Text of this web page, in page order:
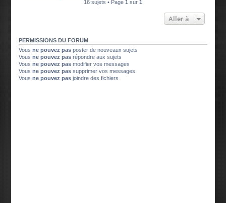
16 sujets • Page 1 sur 1
Aller à
PERMISSIONS DU FORUM
Vousne pouvez pas poster de nouveaux sujets
Vousne pouvez pas répondre aux sujets
Vousne pouvez pas modifier vos messages
Vousne pouvez pas supprimer vos messages
Vousne pouvez pas joindre des fichiers